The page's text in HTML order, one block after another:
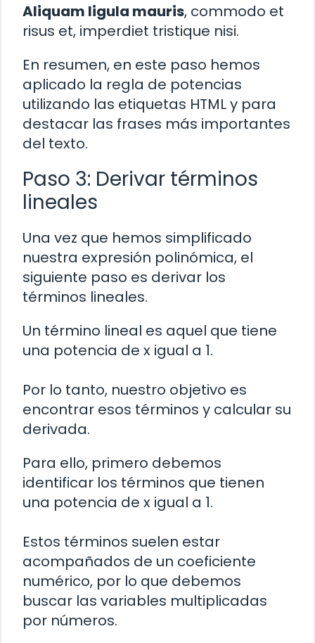
Aliquam ligula mauris, commodo et
risus et, imperdiet tristique nisi.
En resumen, en este paso hemos
aplicado la regla de potencias
utilizando las etiquetas HTMLy para
destacar las frases más importantes
del texto.
Paso 3: Derivar términos
lineales
Una vez que hemos simplificado
nuestra expresión polinómica, el
siguiente paso es derivar los
términos lineales.
Un término lineal es aquel que tiene
una potencia de x igual a 1.
Por lo tanto, nuestro objetivo es
encontrar esos términos y calcular su
derivada.
Para ello, primero debemos
identificar los términos que tienen
una potencia de x igual a 1.
Estos términos suelen estar
acompañados de un coeficiente
numérico, por lo que debemos
buscar las variables multiplicadas
por números.